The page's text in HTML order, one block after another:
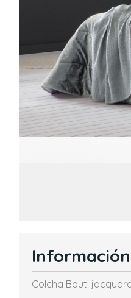
Información
Colcha Bouti